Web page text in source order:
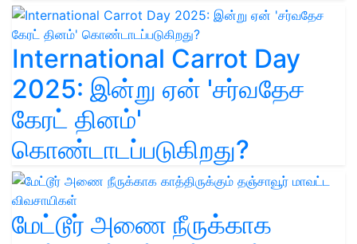
International Carrot Day
2025: இன்று ஏன் 'சர்வதேச
கேரட் தினம்'
கொண்டாடப்படுகிறது?
மேட்டூர் அணை நீருக்காக